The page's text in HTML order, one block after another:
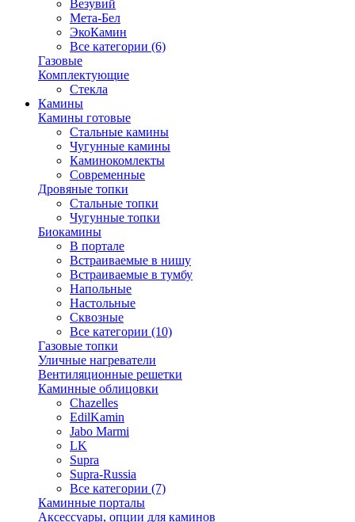
Везувий
Мета-Бел
ЭкоКамин
Все категории (6)
Газовые
Комплектующие
Стекла
Камины
Камины готовые
Стальные камины
Чугунные камины
Каминокомлекты
Современные
Дровяные топки
Стальные топки
Чугунные топки
Биокамины
В портале
Встраиваемые в нишу
Встраиваемые в тумбу
Напольные
Настольные
Сквозные
Все категории (10)
Газовые топки
Уличные нагреватели
Вентиляционные решетки
Каминные облицовки
Chazelles
EdilKamin
Jabo Marmi
LK
Supra
Supra-Russia
Все категории (7)
Каминные порталы
Аксессуары, опции для каминов